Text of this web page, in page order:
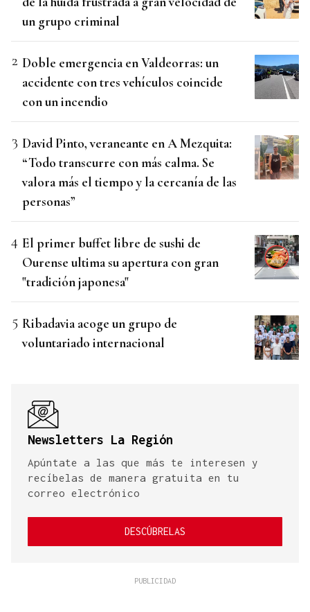
un grupo criminal
Doble emergencia en Valdeorras: un
accidente con tres vehículos coincide
con un incendio
David Pinto, veraneante en A Mezquita:
“Todo transcurre con más calma. Se
valora más el tiempo y la cercanía de las
personas”
El primer buffet libre de sushi de
Ourense ultima su apertura con gran
"tradición japonesa"
Ribadavia acoge un grupo de
voluntariado internacional
Newsletters La Región
Apúntate a las que más te interesen y
recíbelas de manera gratuita en tu
correo electrónico
DESCÚBRELAS